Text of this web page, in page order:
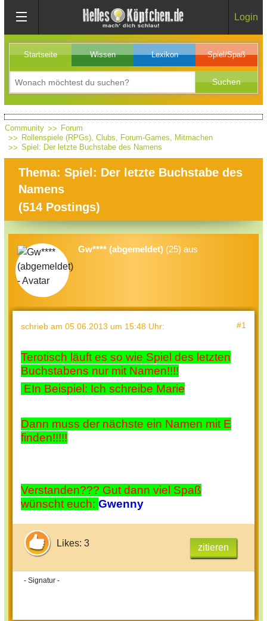
Login
Startseite Wissen Lexikon Spiel/Spaß
Community
Forum
Rollenspiele (RPGs), Clubs, Forum-Games, Mitmachen
Spiel: Der letzte Buchstabe des Namens
Thema: Spiel: Der letzte Buchstabe des
Namens
(514 Postings)
Gw**** (abgemeldet) (25) aus
schrieb am 05.06.2013 um 15:48 Uhr: #1
Terotisch läuft es so wie Spiel des letzten
Buchstabens nur mit Namen!!!!
EIn Beispiel: Ich schreibe Marie
Dann muss der nächste ein Namen mit E
finden!!!!!
Verstanden??? Gut dann viel Spaß
wünscht euch: Gwenny
Likes: 3 zitieren
- Signatur -